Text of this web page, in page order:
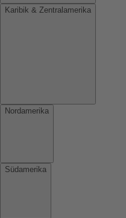
Karibik & Zentralamerika
Nordamerika
Südamerika